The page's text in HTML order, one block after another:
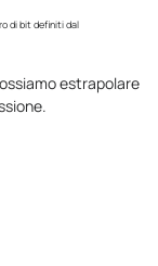
di bit definiti dal
estrapolare